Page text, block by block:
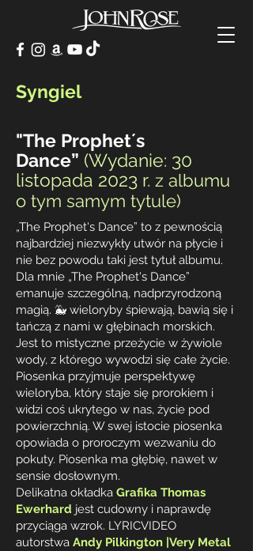
Syngiel
"The Prophet´s
Dance” (Wydanie: 30
listopada 2023 r. z albumu
o tym samym tytule)
„The Prophet's Dance” to z pewnością
najbardziej niezwykły utwór na płycie i
nie bez powodu taki jest tytuł albumu.
Dla mnie „The Prophet's Dance”
emanuje szczególną, nadprzyrodzoną
magią. 🐳 wieloryby śpiewają, bawią się i
tańczą z nami w głębinach morskich.
Jest to mistyczne przeżycie w żywiole
wody, z którego wywodzi się całe życie.
Piosenka przyjmuje perspektywę
wieloryba, który staje się prorokiem i
widzi coś ukrytego w nas, życie pod
powierzchnią. W swej istocie piosenka
opowiada o proroczym wezwaniu do
pokuty. Piosenka ma głębię, nawet w
sensie dosłownym.
Delikatna okładka Grafika Thomas
Ewerhard jest cudowny i naprawdę
przyciąga wzrok. LYRICVIDEO
autorstwa Andy Pilkington | Very Metal